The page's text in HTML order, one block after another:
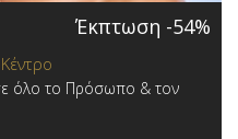
Έκπτωση -54%
όλο το Πρόσωπο & τον